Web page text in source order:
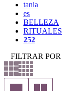
tania
es
BELLEZA
RITUALES
252
FILTRAR POR